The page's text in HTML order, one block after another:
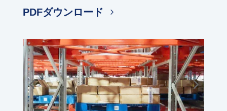
PDFダウンロード